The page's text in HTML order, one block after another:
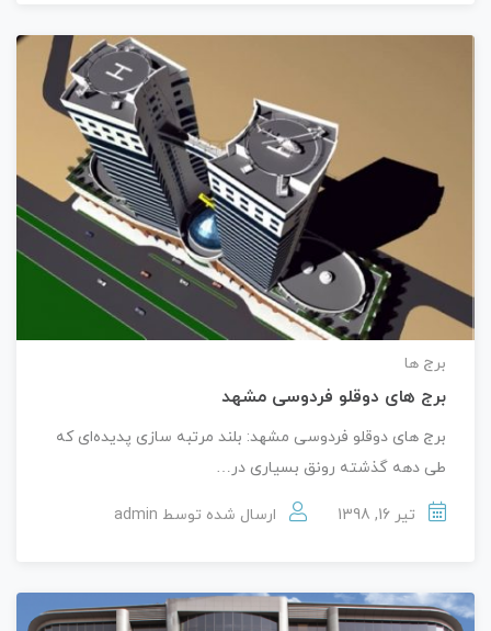
برج ها
برج های دوقلو فردوسی مشهد
برج های دوقلو فردوسی مشهد: بلند مرتبه سازی پدیده‌ای که
طی دهه گذشته رونق بسیاری در…
تیر 16, 1398 ارسال شده توسط admin